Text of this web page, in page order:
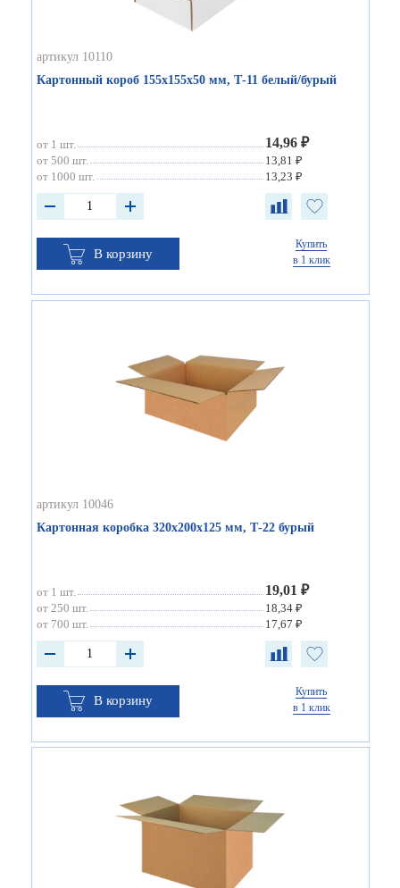
артикул 10110
Картонный короб 155х155х50 мм, Т-11 белый/бурый
от 1 шт. 14,96 ₽
от 500 шт.
13,81 ₽
от 1000 шт.
13,23 ₽
В корзину
Купить
в 1 клик
артикул 10046
Картонная коробка 320х200х125 мм, Т-22 бурый
от 1 шт. 19,01 ₽
от 250 шт.
18,34 ₽
от 700 шт.
17,67 ₽
В корзину
Купить
в 1 клик